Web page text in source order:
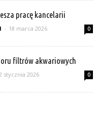
pracę kancelarii
- 18 marca 2026 0
filtrów akwariowych
stycznia 2026 0